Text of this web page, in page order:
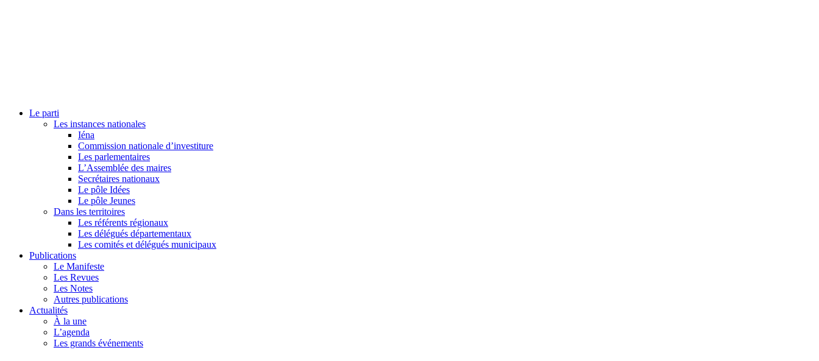
Le parti
Les instances nationales
Iéna
Commission nationale d’investiture
Les parlementaires
L’Assemblée des maires
Secrétaires nationaux
Le pôle Idées
Le pôle Jeunes
Dans les territoires
Les référents régionaux
Les délégués départementaux
Les comités et délégués municipaux
Publications
Le Manifeste
Les Revues
Les Notes
Autres publications
Actualités
À la une
L’agenda
Les grands événements